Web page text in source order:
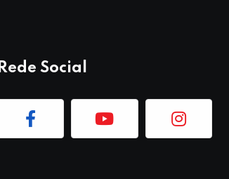
Rede Social